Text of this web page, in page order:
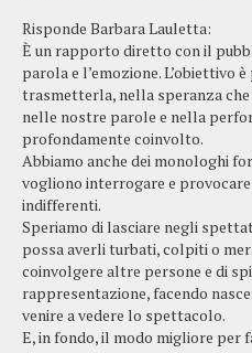
Risponde Barbara Lauletta:
È un rapporto diretto con il
parola e l’emozione. L’obiettivo
trasmetterla, nella speranza
nelle nostre parole e nella
profondamente coinvolto.
Abbiamo anche dei monologhi
vogliono interrogare e
indifferenti.
Speriamo di lasciare negli
possa averli turbati, colpiti o
coinvolgere altre persone e di
rappresentazione, facendo
venire a vedere lo spettacolo.
E, in fondo, il modo migliore per